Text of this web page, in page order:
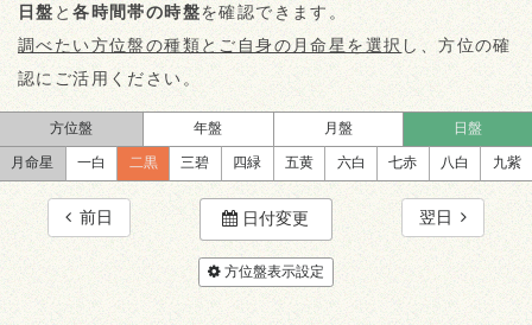
日盤 と各時間帯の時盤を確認できます。
調べたい方位盤の種類とご自身の月命星を選択 し、方位の確
認にご活用ください。
方位盤 年盤 月盤 日盤
月命星 一白 二黒 三碧 四緑 五黄 六白 七赤 八白 九紫
前日 日付変更 翌日
方位盤表示設定